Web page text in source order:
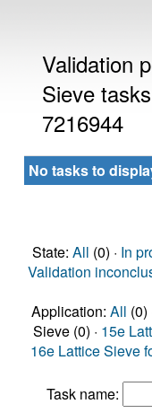
Validation
Sieve
7216944
No tasks to
State: All (0) · In
Validation
Application: All (0)
Sieve (0) · 15e
16e Lattice Sieve
Task name: